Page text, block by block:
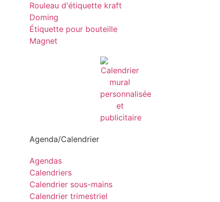
Rouleau d'étiquette kraft
Doming
Étiquette pour bouteille
Magnet
Agenda/Calendrier
Agendas
Calendriers
Calendrier sous-mains
Calendrier trimestriel